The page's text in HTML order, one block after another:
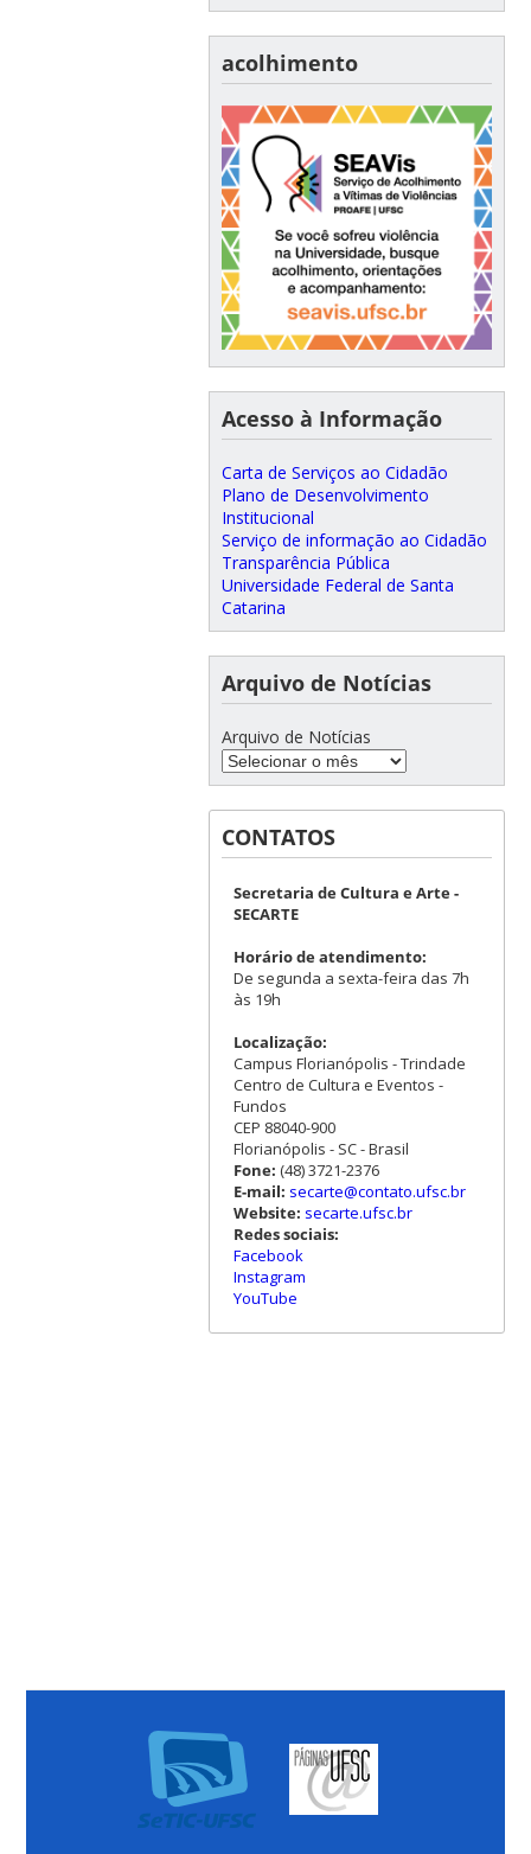
acolhimento
Acesso à Informação
Carta de Serviços ao Cidadão
Plano de Desenvolvimento
Institucional
Serviço de informação ao Cidadão
Transparência Pública
Universidade Federal de Santa
Catarina
Arquivo de Notícias
Arquivo de Notícias
CONTATOS
Secretaria de Cultura e Arte -
SECARTE
Horário de atendimento:
De segunda a sexta-feira das 7h
às 19h
Localização:
Campus Florianópolis - Trindade
Centro de Cultura e Eventos -
Fundos
CEP 88040-900
Florianópolis - SC - Brasil
Fone: (48) 3721-2376
E-mail: secarte@contato.ufsc.br
Website: secarte.ufsc.br
Redes sociais:
Facebook
Instagram
YouTube